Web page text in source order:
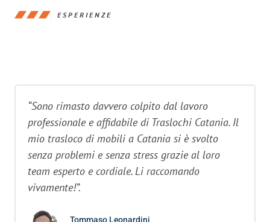
ESPERIENZE
“Sono rimasto davvero colpito dal lavoro
professionale e affidabile di Traslochi Catania. Il
mio trasloco di mobili a Catania si è svolto
senza problemi e senza stress grazie al loro
team esperto e cordiale. Li raccomando
vivamente!”.